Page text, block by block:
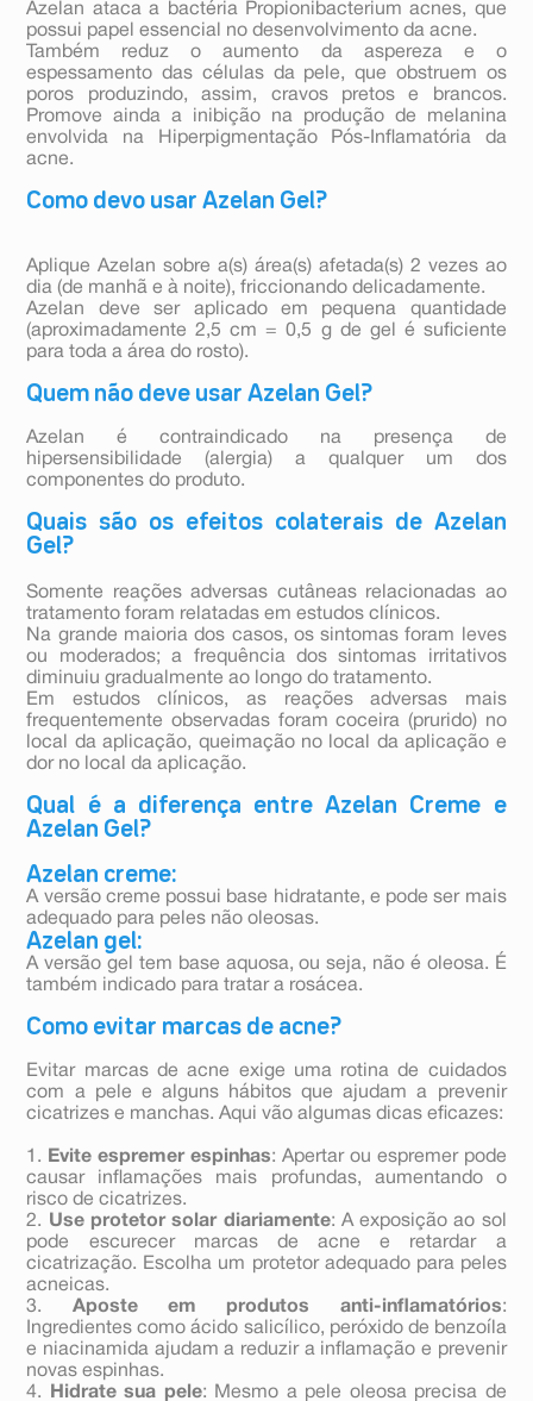
Azelan ataca a bactéria Propionibacterium acnes, que
possui papel essencial no desenvolvimento da acne.
Também reduz o aumento da aspereza e o
espessamento das células da pele, que obstruem os
poros produzindo, assim, cravos pretos e brancos.
Promove ainda a inibição na produção de melanina
envolvida na Hiperpigmentação Pós-Inflamatória da
acne.
Como devo usar Azelan Gel?
Aplique Azelan sobre a(s) área(s) afetada(s) 2 vezes ao
dia (de manhã e à noite), friccionando delicadamente.
Azelan deve ser aplicado em pequena quantidade
(aproximadamente 2,5 cm = 0,5 g de gel é suficiente
para toda a área do rosto).
Quem não deve usar Azelan Gel?
Azelan é contraindicado na presença de
hipersensibilidade (alergia) a qualquer um dos
componentes do produto.
Quais são os efeitos colaterais de Azelan
Gel?
Somente reações adversas cutâneas relacionadas ao
tratamento foram relatadas em estudos clínicos.
Na grande maioria dos casos, os sintomas foram leves
ou moderados; a frequência dos sintomas irritativos
diminuiu gradualmente ao longo do tratamento.
Em estudos clínicos, as reações adversas mais
frequentemente observadas foram coceira (prurido) no
local da aplicação, queimação no local da aplicação e
dor no local da aplicação.
Qual é a diferença entre Azelan Creme e
Azelan Gel?
Azelan creme:
A versão creme possui base hidratante, e pode ser mais
adequado para peles não oleosas.
Azelan gel:
A versão gel tem base aquosa, ou seja, não é oleosa. É
também indicado para tratar a rosácea.
Como evitar marcas de acne?
Evitar marcas de acne exige uma rotina de cuidados
com a pele e alguns hábitos que ajudam a prevenir
cicatrizes e manchas. Aqui vão algumas dicas eficazes:
1. Evite espremer espinhas: Apertar ou espremer pode
causar inflamações mais profundas, aumentando o
risco de cicatrizes.
2. Use protetor solar diariamente: A exposição ao sol
pode escurecer marcas de acne e retardar a
cicatrização. Escolha um protetor adequado para peles
acneicas.
3. Aposte em produtos anti-inflamatórios:
Ingredientes como ácido salicílico, peróxido de benzoíla
e niacinamida ajudam a reduzir a inflamação e prevenir
novas espinhas.
4.
Hidrate sua pele: Mesmo a pele oleosa precisa de